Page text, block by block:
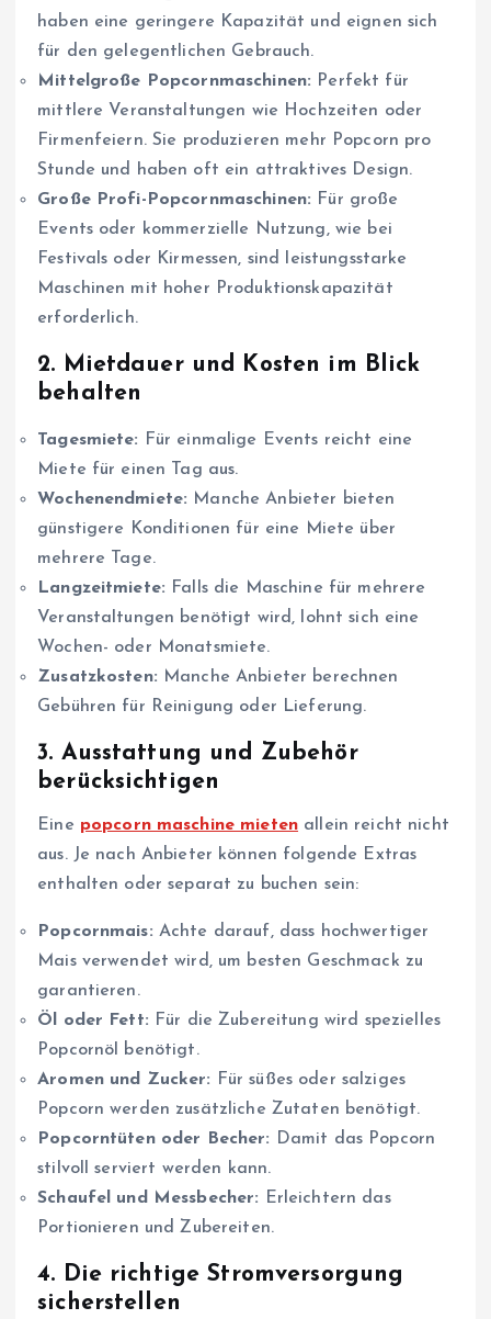
haben eine geringere Kapazität und eignen sich
für den gelegentlichen Gebrauch.
Mittelgroße Popcornmaschinen: Perfekt für
mittlere Veranstaltungen wie Hochzeiten oder
Firmenfeiern. Sie produzieren mehr Popcorn pro
Stunde und haben oft ein attraktives Design.
Große Profi-Popcornmaschinen: Für große
Events oder kommerzielle Nutzung, wie bei
Festivals oder Kirmessen, sind leistungsstarke
Maschinen mit hoher Produktionskapazität
erforderlich.
2. Mietdauer und Kosten im Blick
behalten
Tagesmiete: Für einmalige Events reicht eine
Miete für einen Tag aus.
Wochenendmiete: Manche Anbieter bieten
günstigere Konditionen für eine Miete über
mehrere Tage.
Langzeitmiete: Falls die Maschine für mehrere
Veranstaltungen benötigt wird, lohnt sich eine
Wochen- oder Monatsmiete.
Zusatzkosten: Manche Anbieter berechnen
Gebühren für Reinigung oder Lieferung.
3. Ausstattung und Zubehör
berücksichtigen
Eine popcorn maschine mieten allein reicht nicht
aus. Je nach Anbieter können folgende Extras
enthalten oder separat zu buchen sein:
Popcornmais: Achte darauf, dass hochwertiger
Mais verwendet wird, um besten Geschmack zu
garantieren.
Öl oder Fett: Für die Zubereitung wird spezielles
Popcornöl benötigt.
Aromen und Zucker:
Für süßes oder salziges
Popcorn werden zusätzliche Zutaten benötigt.
Popcorntüten oder Becher:
Damit das Popcorn
stilvoll serviert werden kann.
Schaufel und Messbecher: Erleichtern das
Portionieren und Zubereiten.
4. Die richtige Stromversorgung
sicherstellen